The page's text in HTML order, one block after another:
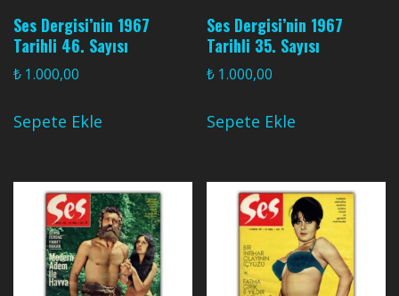
Ses Dergisi’nin 1967
Tarihli 46. Sayısı
₺ 1.000,00
Sepete Ekle
Ses Dergisi’nin 1967
Tarihli 35. Sayısı
₺ 1.000,00
Sepete Ekle